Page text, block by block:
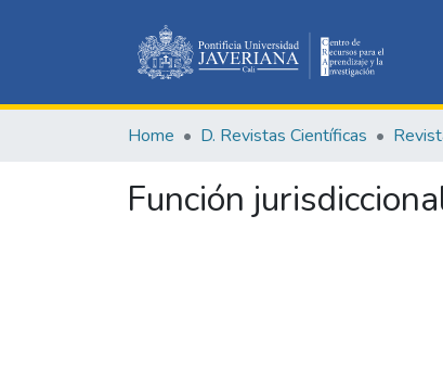
Home D. Revistas Científicas
Función